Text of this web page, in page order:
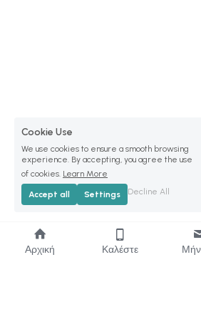
Αρχική Καλέστε
Cookie Use
We use cookies to ensure a smooth browsing
experience. By accepting, you agree the use
of cookies. Learn More
Accept all Settings Decline All